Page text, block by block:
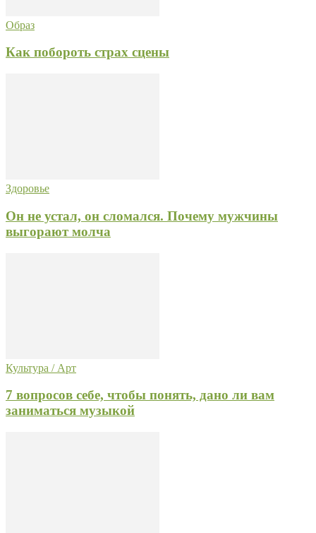
Образ
Как побороть страх сцены
Здоровье
Он не устал, он сломался. Почему мужчины
выгорают молча
Культура / Арт
7 вопросов себе, чтобы понять, дано ли вам
заниматься музыкой